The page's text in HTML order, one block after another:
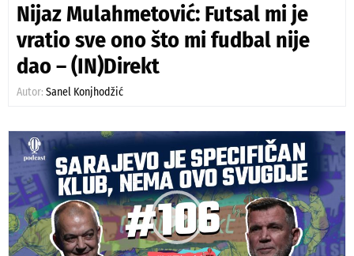
Nijaz Mulahmetović: Futsal mi je
vratio sve ono što mi fudbal nije
dao – (IN)Direkt
Autor: Sanel Konjhodžić